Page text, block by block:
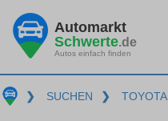
Automarkt
Schwerte.de
Autos einfach finden
❯ SUCHEN ❯ TOYOTA